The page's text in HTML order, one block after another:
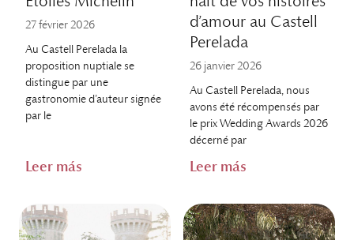
27 février 2026
Au Castell Perelada la
proposition nuptiale se
distingue par une
gastronomie d’auteur signée
par le
Leer más
d’amour au Castell
Perelada
26 janvier 2026
Au Castell Perelada, nous
avons été récompensés par
le prix Wedding Awards 2026
décerné par
Leer más